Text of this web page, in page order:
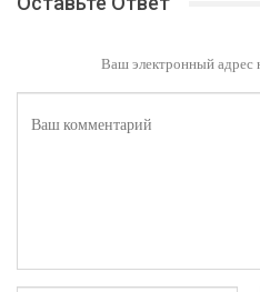
Ваш электронный адрес